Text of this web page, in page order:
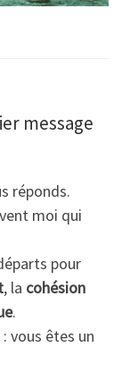
message
réponds.
moi qui
pour
, la cohésion
.
vous êtes un